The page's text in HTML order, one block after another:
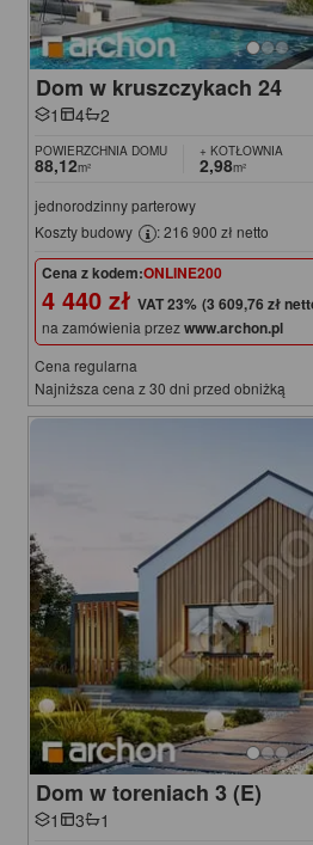
Dom w kruszczykach 24
1 4 2
POWIERZCHNIA DOMU
88,12m²
+ KOTŁOWNIA
2,98m²
jednorodzinny parterowy
Koszty budowy
: 216 900 zł netto
Cena z kodem:ONLINE200
4 440 zł (3 609,76 zł
na zamówienia przezwww.archon.pl
Cena regularna
Najniższa cena z 30 dni przed obniżką
Dom w toreniach 3 (E)
1 3 1